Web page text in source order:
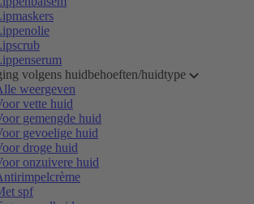
volgens huidbehoeften/huidtype
weergeven
vette huid
gemengde huid
gevoelige huid
droge huid
onzuivere huid
spf